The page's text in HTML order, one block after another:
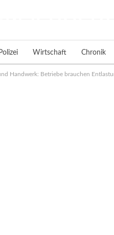
Polizei Wirtschaft Chronik
Handwerk: Betriebe brauchen